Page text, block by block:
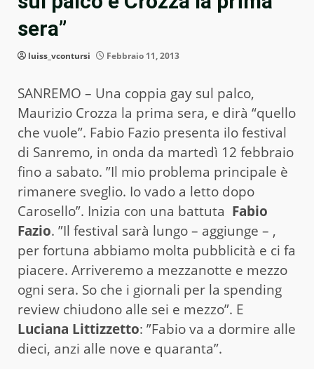
sera”
luiss_vcontursi Febbraio 11, 2013
SANREMO – Una coppia gay sul palco,
Maurizio Crozza la prima sera, e dirà “quello
che vuole”. Fabio Fazio presenta ilo festival
di Sanremo, in onda da martedì 12 febbraio
fino a sabato. ”Il mio problema principale è
rimanere sveglio. Io vado a letto dopo
Carosello”. Inizia con una battuta Fabio
Fazio. ”Il festival sarà lungo – aggiunge – ,
per fortuna abbiamo molta pubblicità e ci fa
piacere. Arriveremo a mezzanotte e mezzo
ogni sera. So che i giornali per la spending
review chiudono alle sei e mezzo”. E
Luciana Littizzetto: ”Fabio va a dormire alle
dieci, anzi alle nove e quaranta”.